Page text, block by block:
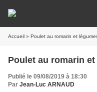
Accueil » Poulet au romarin et
Poulet au romarin
Publié le 09/08/2019 à 18:30
Par Jean-Luc ARNAUD